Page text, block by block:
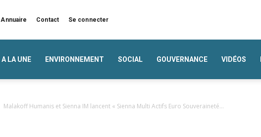
Annuaire Contact Se connecter
A LA UNE ENVIRONNEMENT SOCIAL GOUVERNANCE VIDÉOS
Malakoff Humanis et Sienna IM lancent « Sienna Multi Actifs Euro Souveraineté...